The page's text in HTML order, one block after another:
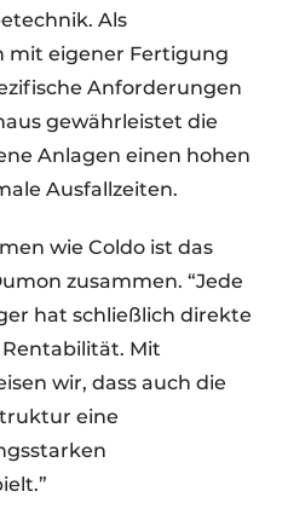
Als
mit eigener Fertigung
Anforderungen
gewährleistet die
Anlagen einen hohen
Ausfallzeiten.
wie Coldo ist das
zusammen. “Jede
hat schließlich direkte
Mit
wir, dass auch die
eine